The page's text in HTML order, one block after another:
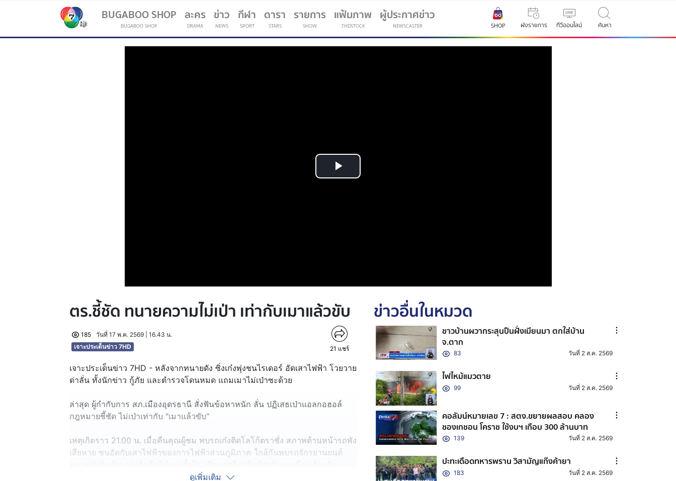
BUGABOO SHOP
BUGABOO SHOP
ละคร
DRAMA
ข่าว
NEWS
กีฬา
SPORT
(current)
ดารา
STARS
รายการ
SHOW
แฟ้มภาพ
7HDSTOCK
ผู้ประกาศข่าว
NEWSCASTER SHOP ผังรายการ ทีวีออนไลน์ ค้นหา
Play
ตร.ชี้ชัด ทนายความไม่เป่า เท่ากับเมาแล้วขับ
185
วันที่ 17 พ.ค. 2569 | 16.43 น.
เจาะประเด็นข่าว 7HD
21 แชร์
เจาะประเด็นข่าว 7HD - หลังจากทนายดัง ซิ่งเก๋งพุ่งชนไรเดอร์ อัดเสาไฟฟ้า โวยวาย
ด่าลั่น ทั้งนักข่าว กู้ภัย และตำรวจโดนหมด แถมเมาไม่เป่าซะด้วย
ล่าสุด ผู้กำกับการ สภ.เมืองอุดรธานี สั่งฟันข้อหาหนัก ลั่น ปฏิเสธเป่าแอลกอฮอล์
กฎหมายชี้ชัด ไม่เป่าเท่ากับ "เมาแล้วขับ"
เหตุเกิดราว 21.00 น. เมื่อคืนคุณผู้ชม พบรถเก๋งติดโลโก้ตราชั่ง สภาพด้านหน้ารถพัง
เสียหาย ชนอัดกับเสาไฟฟ้าของการไฟฟ้าส่วนภูมิภาค ใกล้กันพบรถจักรยานยนต์
ดูเพิ่มเติม
ข่าวอื่นในหมวด
ชาวบ้านผวากระสุนปืนฝั่งเมียนมา ตกใส่บ้าน
จ.ตาก
83 วันที่ 2 ส.ค. 2569
ไฟไหม้แมวตาย
99 วันที่ 2 ส.ค. 2569
คอลัมน์หมายเลข 7 : สตง.ขยายผลสอบ คลอง
ชองเกชอน โคราช ใช้งบฯ เกือบ 300 ล้านบาท
139 วันที่ 2 ส.ค. 2569
ปะทะเดือดทหารพราน วิสามัญแก๊งค้ายา
183 วันที่ 2 ส.ค. 2569